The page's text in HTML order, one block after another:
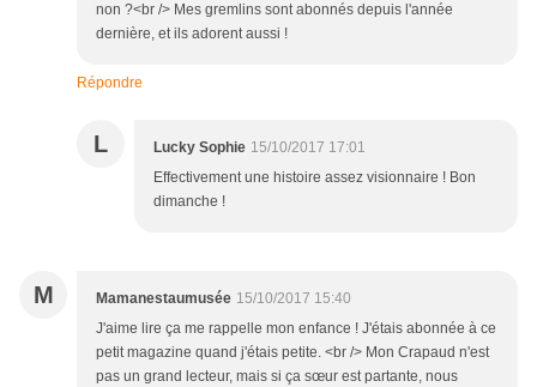
non ?<br /> Mes gremlins sont abonnés depuis l'année
dernière, et ils adorent aussi !
Répondre
L Lucky Sophie 15/10/2017 17:01
Effectivement une histoire assez visionnaire ! Bon
dimanche !
M Mamanestaumusée 15/10/2017 15:40
J'aime lire ça me rappelle mon enfance ! J'étais abonnée à ce
petit magazine quand j'étais petite. <br /> Mon Crapaud n'est
pas un grand lecteur, mais si ça sœur est partante, nous